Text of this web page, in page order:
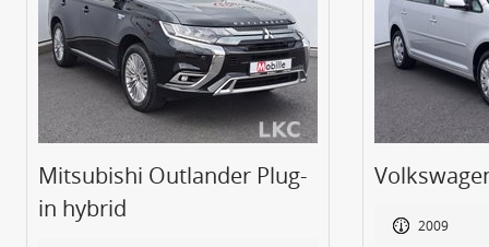
Mitsubishi Outlander Plug-
in hybrid
2009